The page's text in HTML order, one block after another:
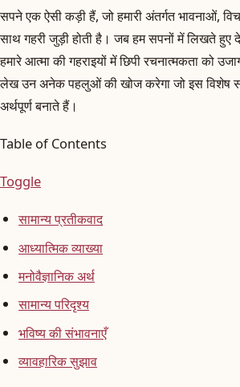
सपने एक ऐसी कड़ी हैं, जो हमारी अंतर्गत भावनाओं,
साथ गहरी जुड़ी होती है। जब हम सपनों में लिखते हुए
हमारे आत्मा की गहराइयों में छिपी रचनात्मकता को
लेख उन अनेक पहलुओं की खोज करेगा जो इस विशेष
अर्थपूर्ण बनाते हैं।
Table of Contents
Toggle
सामान्य प्रतीकवाद
आध्यात्मिक व्याख्या
मनोवैज्ञानिक अर्थ
सामान्य परिदृश्य
भविष्य की संभावनाएँ
व्यावहारिक सुझाव